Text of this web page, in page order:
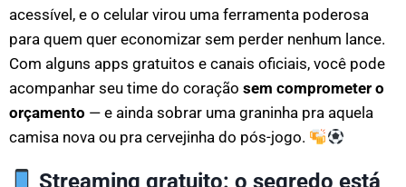
acessível, e o celular virou uma ferramenta poderosa
para quem quer economizar sem perder nenhum lance.
Com alguns apps gratuitos e canais oficiais, você pode
acompanhar seu time do coração sem comprometer o
orçamento — e ainda sobrar uma graninha pra aquela
camisa nova ou pra cervejinha do pós-jogo.
Streaming gratuito: o segredo está